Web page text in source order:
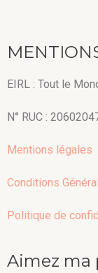
EIRL : Tout le
N° RUC :
Mentions légales
Conditions
Politique de
Aimez ma